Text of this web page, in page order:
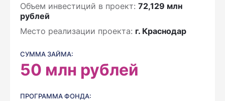
Объем инвестиций в проект: 72,129 млн
рублей
Место реализации проекта: г. Краснодар
СУММА ЗАЙМА:
50 млн рублей
ПРОГРАММА ФОНДА: